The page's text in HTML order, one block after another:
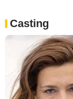
Casting